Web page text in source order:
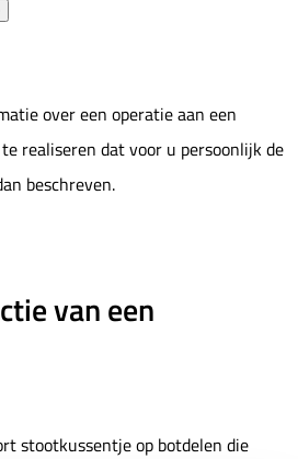
over een operatie aan een
realiseren dat voor u persoonlijk de
beschreven.
van een
stootkussentje op botdelen die